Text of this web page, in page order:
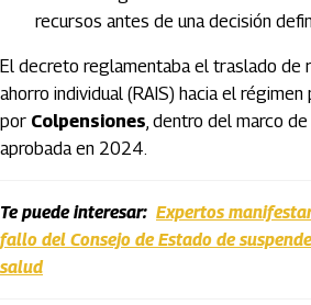
recursos antes de una decisión
El decreto reglamentaba el traslado de
ahorro individual (RAIS) hacia el
por Colpensiones, dentro del marco
aprobada en 2024.
Te puede interesar: Expertos
fallo del Consejo de Estado de
salud